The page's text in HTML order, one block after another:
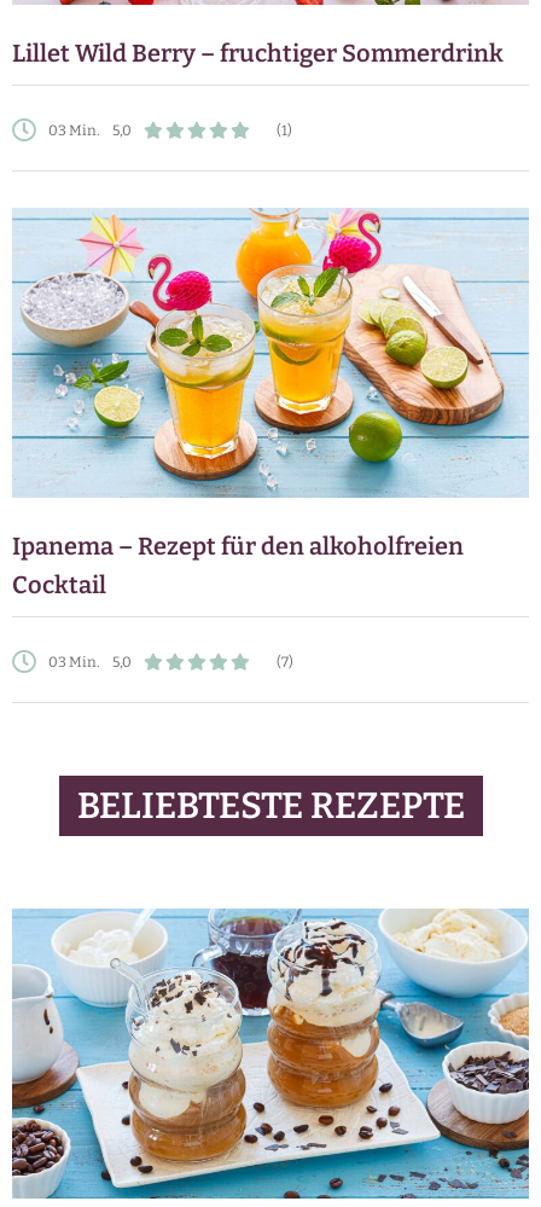
Lillet Wild Berry – fruchtiger Sommerdrink
03 Min. 5,0 (1)
Ipanema – Rezept für den alkoholfreien
Cocktail
03 Min. 5,0 (7)
BELIEBTESTE REZEPTE